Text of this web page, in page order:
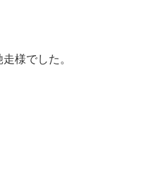
様でした。